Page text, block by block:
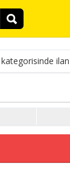
kategorisinde ilan